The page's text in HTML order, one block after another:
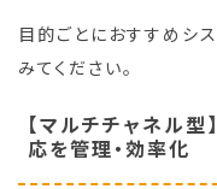
目的ごとにおすすめシ
みてください。
【マルチチャネル
応を管理・効率化